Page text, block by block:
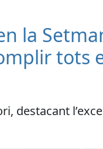
la
tots
destacant